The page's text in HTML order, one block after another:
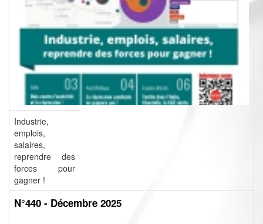
Industrie,
emplois,
salaires,
reprendre des
forces pour
gagner !
N°440 - Décembre 2025